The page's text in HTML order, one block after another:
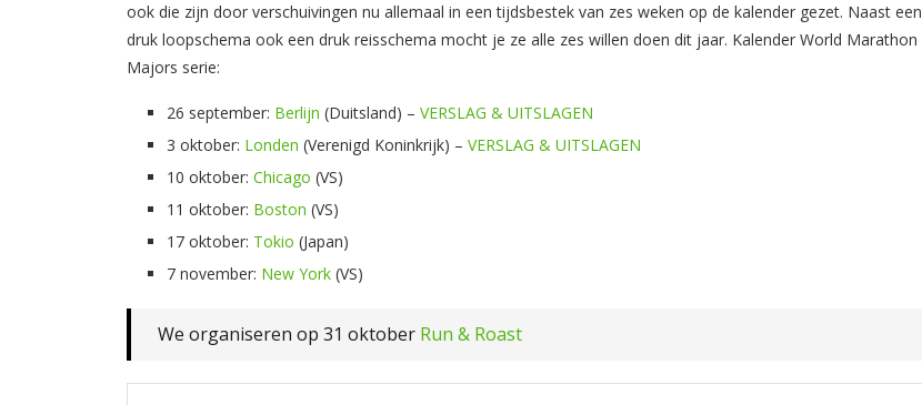
ook die zijn door verschuivingen nu allemaal in een tijdsbestek van zes weken op de kalender gezet. Naast een
druk loopschema ook een druk reisschema mocht je ze alle zes willen doen dit jaar. Kalender World Marathon
Majors serie:
26 september: Berlijn (Duitsland) – VERSLAG & UITSLAGEN
3 oktober: Londen (Verenigd Koninkrijk) – VERSLAG & UITSLAGEN
10 oktober: Chicago (VS)
11 oktober: Boston (VS)
17 oktober: Tokio (Japan)
7 november: New York (VS)
We organiseren op 31 oktober Run & Roast